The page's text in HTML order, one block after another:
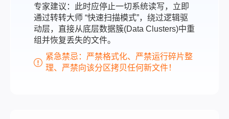
专家建议：此时应停止一切系统读写，立即
通过转转大师 “快速扫描模式”，绕过逻辑驱
动层，直接从底层数据簇(Data Clusters)中重
组并恢复丢失的文件。
紧急禁忌：严禁格式化、严禁运行碎片整
理、严禁向该分区拷贝任何新文件！